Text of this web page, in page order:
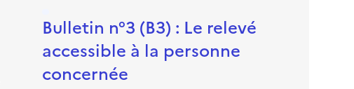
Bulletin n°3 (B3) : Le relevé
accessible à la personne
concernée